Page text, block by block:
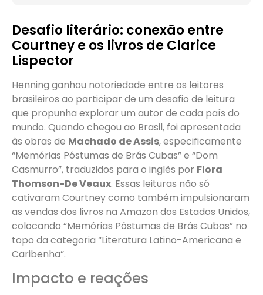
Desafio literário: conexão entre
Courtney e os livros de Clarice
Lispector
Henning ganhou notoriedade entre os leitores
brasileiros ao participar de um desafio de leitura
que propunha explorar um autor de cada país do
mundo. Quando chegou ao Brasil, foi apresentada
às obras de Machado de Assis, especificamente
“Memórias Póstumas de Brás Cubas” e “Dom
Casmurro”, traduzidos para o inglês por Flora
Thomson-De Veaux. Essas leituras não só
cativaram Courtney como também impulsionaram
as vendas dos livros na Amazon dos Estados Unidos,
colocando “Memórias Póstumas de Brás Cubas” no
topo da categoria “Literatura Latino-Americana e
Caribenha”.
Impacto e reações